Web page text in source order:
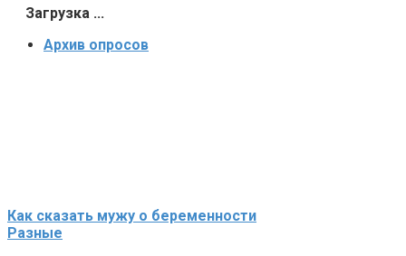
Загрузка ...
Архив опросов
Как сказать мужу о беременности
Разные